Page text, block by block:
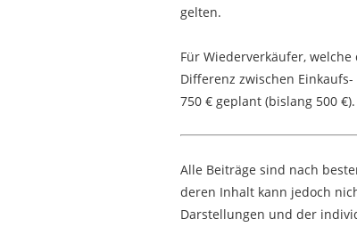
gelten.
Für Wiederverkäufer,
Differenz zwischen
750 € geplant (bislang 500 €).
Alle Beiträge sind nach
deren Inhalt kann jedoch
Darstellungen und der